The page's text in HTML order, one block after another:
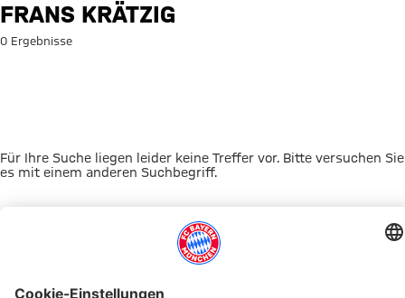
Suche: Frans Krätzig
FRANS KRÄTZIG
0 Ergebnisse
Für Ihre Suche liegen leider keine Treffer vor. Bitte versuchen Sie
es mit einem anderen Suchbegriff.